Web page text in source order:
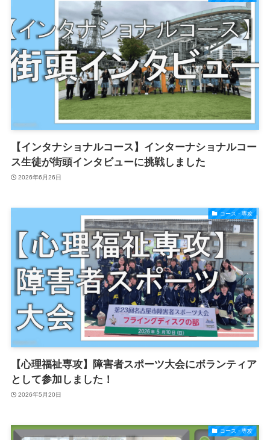
【インタナショナルコース】インターナショナルコー
ス生徒が街頭インタビューに挑戦しました
2026年6月26日
コース・専攻
【心理福祉専攻】障害者スポーツ大会にボランティア
として参加しました！
2026年5月20日
コース・専攻